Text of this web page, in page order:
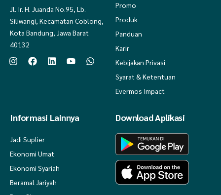
Jl. Ir. H. Juanda No.95, Lb.
Siliwangi, Kecamatan Coblong,
Kota Bandung, Jawa Barat
40132
Promo
Produk
Panduan
Karir
Kebijakan Privasi
Syarat & Ketentuan
Evermos Impact
Informasi Lainnya
Jadi Suplier
Ekonomi Umat
Ekonomi Syariah
Beramal Jariyah
Download Aplikasi